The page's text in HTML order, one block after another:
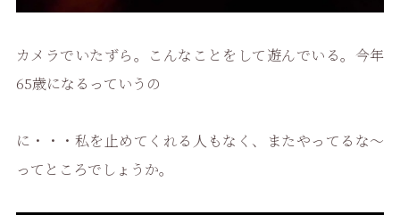
カメラでいたずら。こんなことをして遊んでいる。今年
65歳になるっていうの
に・・・私を止めてくれる人もなく、またやってるな〜
ってところでしょうか。